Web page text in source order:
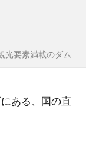
要素満載のダム
ある、国の直